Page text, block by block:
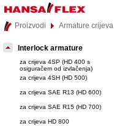
Proizvodi Armature crijeva
Interlock armature
za crijeva 4SP (HD 400 s
osiguračem od izvlačenja)
za crijeva 4SH (HD 500)
za crijeva SAE R13 (HD 600)
za crijeva SAE R15 (HD 700)
za crijeva HD 800